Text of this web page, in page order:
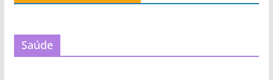
Saúde